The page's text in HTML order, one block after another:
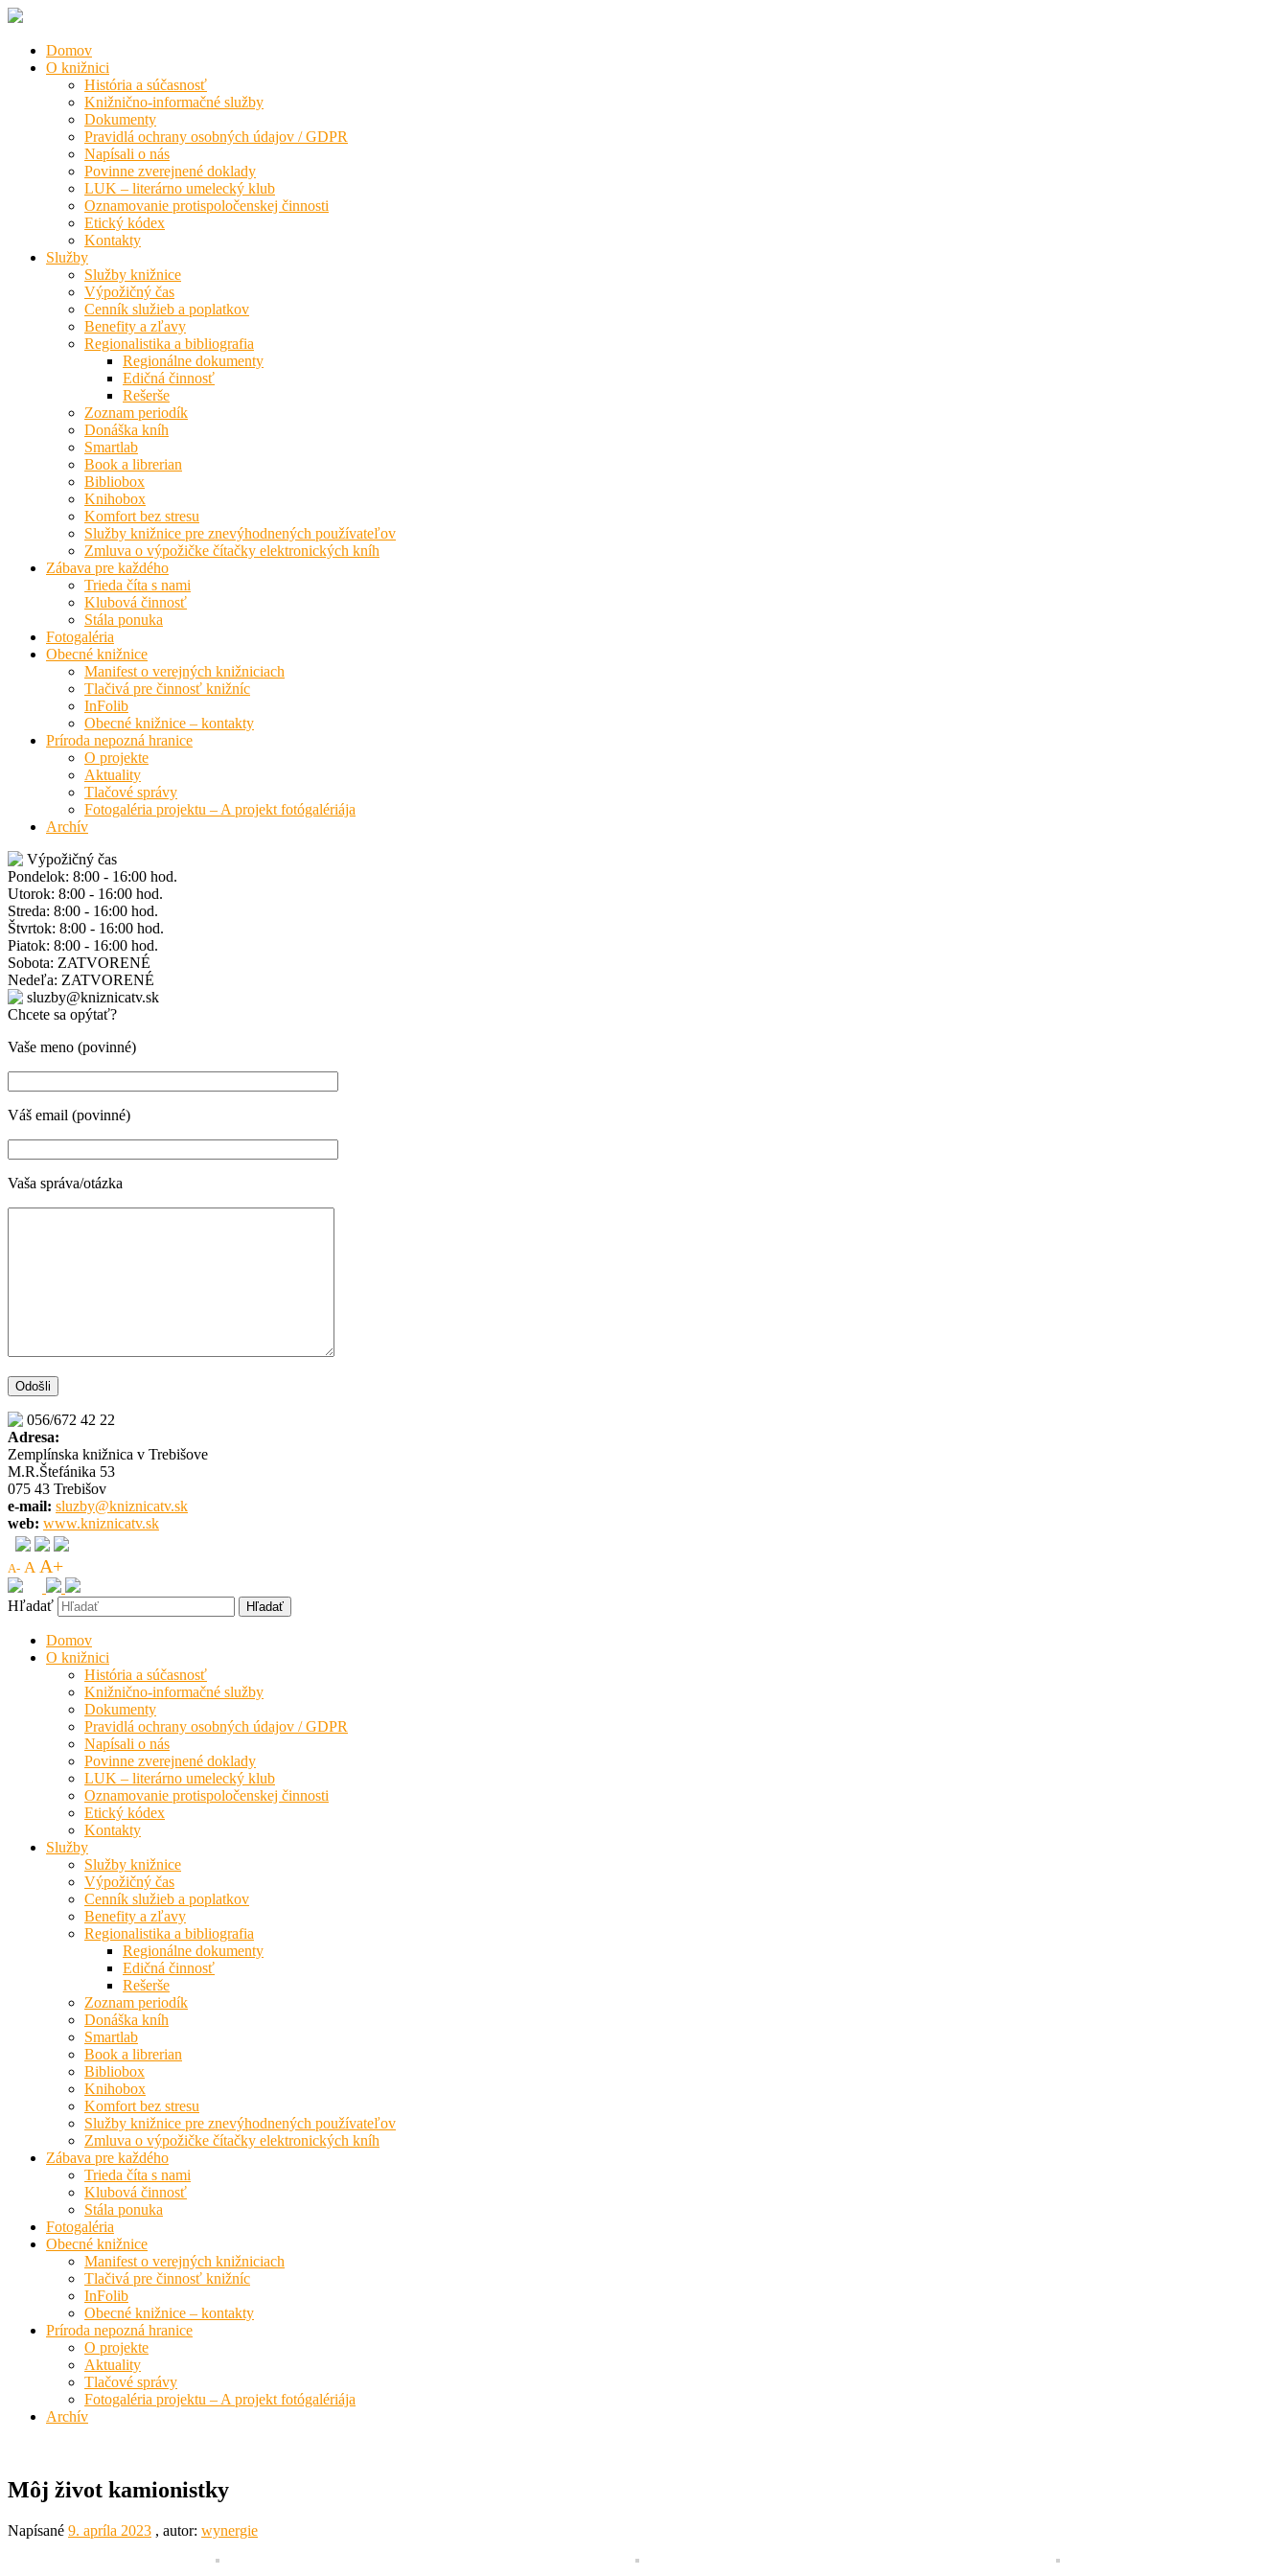
Domov
O knižnici
História a súčasnosť
Knižnično-informačné služby
Dokumenty
Pravidlá ochrany osobných údajov / GDPR
Napísali o nás
Povinne zverejnené doklady
LUK – literárno umelecký klub
Oznamovanie protispoločenskej činnosti
Etický kódex
Kontakty
Služby
Služby knižnice
Výpožičný čas
Cenník služieb a poplatkov
Benefity a zľavy
Regionalistika a bibliografia
Regionálne dokumenty
Edičná činnosť
Rešerše
Zoznam periodík
Donáška kníh
Smartlab
Book a librerian
Bibliobox
Knihobox
Komfort bez stresu
Služby knižnice pre znevýhodnených používateľov
Zmluva o výpožičke čítačky elektronických kníh
Zábava pre každého
Trieda číta s nami
Klubová činnosť
Stála ponuka
Fotogaléria
Obecné knižnice
Manifest o verejných knižniciach
Tlačivá pre činnosť knižníc
InFolib
Obecné knižnice – kontakty
Príroda nepozná hranice
O projekte
Aktuality
Tlačové správy
Fotogaléria projektu – A projekt fotógalériája
Archív
Výpožičný čas
Pondelok: 8:00 - 16:00 hod.
Utorok: 8:00 - 16:00 hod.
Streda: 8:00 - 16:00 hod.
Štvrtok: 8:00 - 16:00 hod.
Piatok: 8:00 - 16:00 hod.
Sobota: ZATVORENÉ
Nedeľa: ZATVORENÉ
sluzby@kniznicatv.sk
Chcete sa opýtať?
Vaše meno (povinné)
Váš email (povinné)
Vaša správa/otázka
056/672 42 22
Adresa:
Zemplínska knižnica v Trebišove
M.R.Štefánika 53
075 43 Trebišov
e-mail: sluzby@kniznicatv.sk
web: www.kniznicatv.sk
A- A A+
Hľadať
Domov
O knižnici
História a súčasnosť
Knižnično-informačné služby
Dokumenty
Pravidlá ochrany osobných údajov / GDPR
Napísali o nás
Povinne zverejnené doklady
LUK – literárno umelecký klub
Oznamovanie protispoločenskej činnosti
Etický kódex
Kontakty
Služby
Služby knižnice
Výpožičný čas
Cenník služieb a poplatkov
Benefity a zľavy
Regionalistika a bibliografia
Regionálne dokumenty
Edičná činnosť
Rešerše
Zoznam periodík
Donáška kníh
Smartlab
Book a librerian
Bibliobox
Knihobox
Komfort bez stresu
Služby knižnice pre znevýhodnených používateľov
Zmluva o výpožičke čítačky elektronických kníh
Zábava pre každého
Trieda číta s nami
Klubová činnosť
Stála ponuka
Fotogaléria
Obecné knižnice
Manifest o verejných knižniciach
Tlačivá pre činnosť knižníc
InFolib
Obecné knižnice – kontakty
Príroda nepozná hranice
O projekte
Aktuality
Tlačové správy
Fotogaléria projektu – A projekt fotógalériája
Archív
Môj život kamionistky
Napísané 9. apríla 2023 , autor: wynergie